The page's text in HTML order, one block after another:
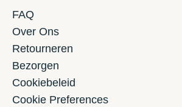
FAQ
Over Ons
Retourneren
Bezorgen
Cookiebeleid
Cookie Preferences